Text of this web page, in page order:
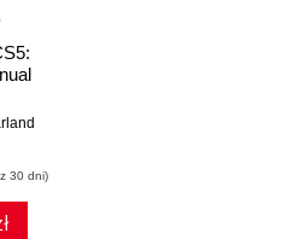
30 dni)